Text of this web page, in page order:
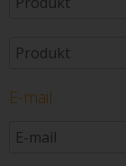
E-mail